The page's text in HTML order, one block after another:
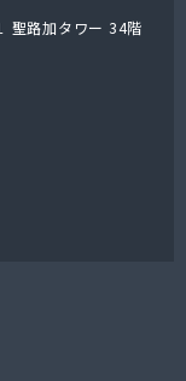
聖路加タワー 34階